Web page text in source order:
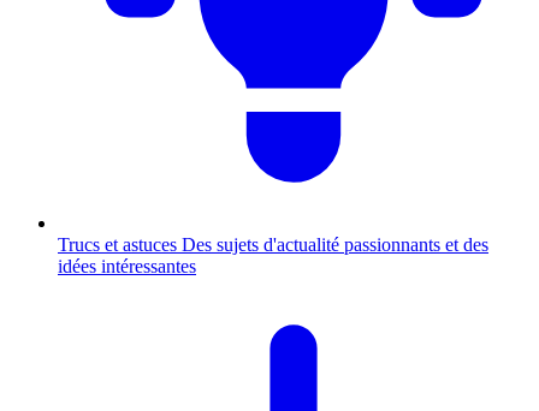
Trucs et astuces Des sujets d'actualité passionnants et des
idées intéressantes